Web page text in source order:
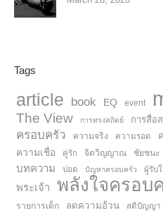
Tags
article book EQ event
The View การทรงสถิตย์ การสื่อ
ครอบครัว ความจริง ความรอด
ความเชื่อ คู่รัก จิตวิญญาณ ชัยชนะ
บทความ ปอด ปัญหาครอบครัว ผู้รับ
พระเจ้า
พลังใจครอบ
รายการเด็ก ลดความอ้วน สติปัญญา